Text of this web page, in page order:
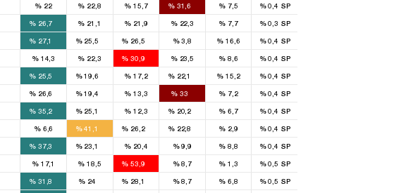
% 22 % 22,8 % 15,7 %31,6 % 7,5 %0,4 SP
%26,7 % 21,1 % 21,9 %22,3 % 7,7 %0,3 SP
%27,1 %25,5 % 26,5 %3,8 % 16,6 %0,4 SP
%14,3 % 22,3 % 30,9 %23,5 % 8,6 %0,4 SP
%25,5 %19,6
1
% 17,2 %22,1 % 15,2 %0,4 SP
%26,6 %19,4 % 13,3 % 33 % 7,2 %0,4 SP
%35,2 %25,1 % 12,3 %20,2 % 6,7 %0,4 SP
%6,6 %41,1 % 26,2
1
%22,8 % 2,9 %0,4 SP
%37,3 %23,1 % 20,4 %9,9 % 8,8 %0,4 SP
%17,1 % 18,5 % 53,9 %8,7 % 1,3 %0,5 SP
%31,8 %24
2
% 28,1 %8,7 % 6,8 %0,5 SP